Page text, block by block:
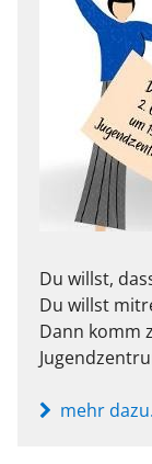
Du willst,
Du willst
Dann komm
mehr